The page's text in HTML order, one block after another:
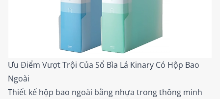
Ưu Điểm Vượt Trội Của Sổ Bìa Lá Kinary Có Hộp Bao
Ngoài
Thiết kế hộp bao ngoài bằng nhựa trong thông minh